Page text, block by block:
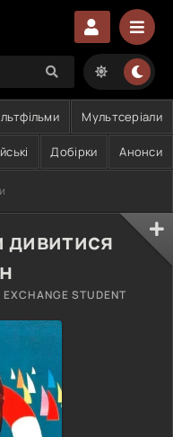
Мультсеріали
Добірки Анонси
дивитися
STUDENT